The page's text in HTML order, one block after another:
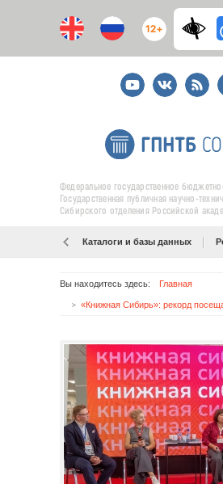
12+
YoutubeВКонтакте
RSS
Федеральное государственное
Государственная публичная научно-
Сибирского отделения Российской
Каталоги и базы данных
Вы находитесь здесь: Главная
«Книжная Сибирь»: рекорд